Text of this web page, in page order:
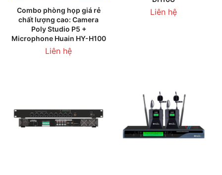
Combo phòng họp giá rẻ
chất lượng cao: Camera
Poly Studio P5 +
Microphone Huain HY-H100
Liên hệ
Liên hệ